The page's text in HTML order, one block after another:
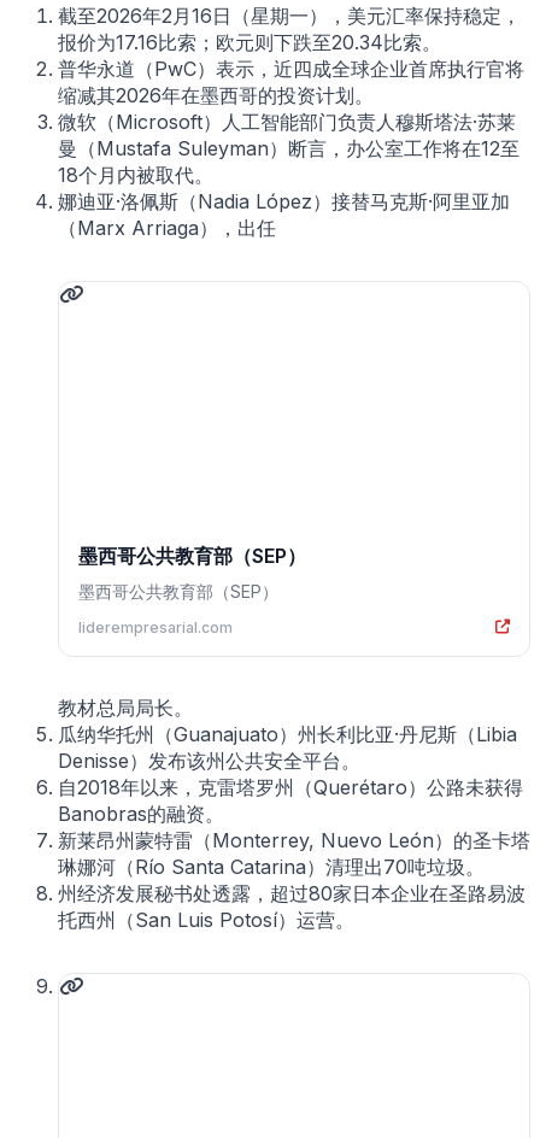
截至2026年2月16日（星期一），美元汇率保持稳定，
报价为17.16比索；欧元则下跌至20.34比索。
普华永道（PwC）表示，近四成全球企业首席执行官将
缩减其2026年在墨西哥的投资计划。
微软（Microsoft）人工智能部门负责人穆斯塔法·苏莱
曼（Mustafa Suleyman）断言，办公室工作将在12至
18个月内被取代。
娜迪亚·洛佩斯（Nadia López）接替马克斯·阿里亚加
（Marx Arriaga），出任
墨西哥公共教育部（SEP）
墨西哥公共教育部（SEP）
liderempresarial.com
教材总局局长。
瓜纳华托州（Guanajuato）州长利比亚·丹尼斯（Libia
Denisse）发布该州公共安全平台。
自2018年以来，克雷塔罗州（Querétaro）公路未获得
Banobras的融资。
新莱昂州蒙特雷（Monterrey, Nuevo León）的圣卡塔
琳娜河（Río Santa Catarina）清理出70吨垃圾。
州经济发展秘书处透露，超过80家日本企业在圣路易波
托西州（San Luis Potosí）运营。